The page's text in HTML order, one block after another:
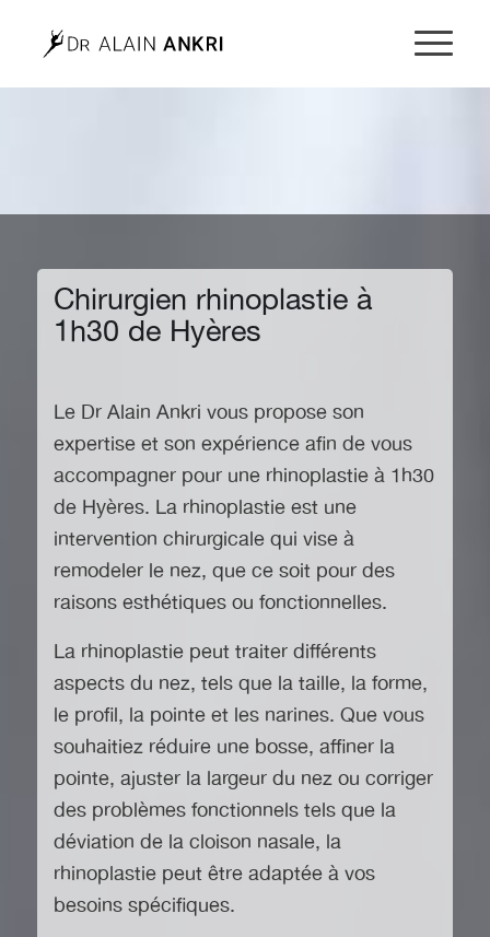
Chirurgien rhinoplastie à
1h30 de Hyères
Le Dr Alain Ankri vous propose son
expertise et son expérience afin de vous
accompagner pour une rhinoplastie à 1h30
de Hyères. La rhinoplastie est une
intervention chirurgicale qui vise à
remodeler le nez, que ce soit pour des
raisons esthétiques ou fonctionnelles.
La rhinoplastie peut traiter différents
aspects du nez, tels que la taille, la forme,
le profil, la pointe et les narines. Que vous
souhaitiez réduire une bosse, affiner la
pointe, ajuster la largeur du nez ou corriger
des problèmes fonctionnels tels que la
déviation de la cloison nasale, la
rhinoplastie peut être adaptée à vos
besoins spécifiques.